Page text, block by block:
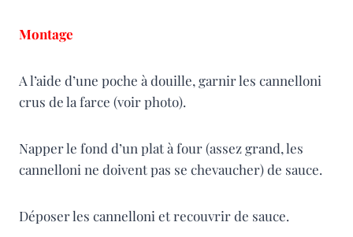
Montage
A l’aide d’une poche à douille, garnir les cannelloni
crus de la farce (voir photo).
Napper le fond d’un plat à four (assez grand, les
cannelloni ne doivent pas se chevaucher) de sauce.
Déposer les cannelloni et recouvrir de sauce.